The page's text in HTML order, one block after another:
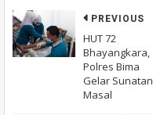
PREVIOUS
HUT 72
Bhayangkara,
Polres Bima
Gelar Sunatan
Masal